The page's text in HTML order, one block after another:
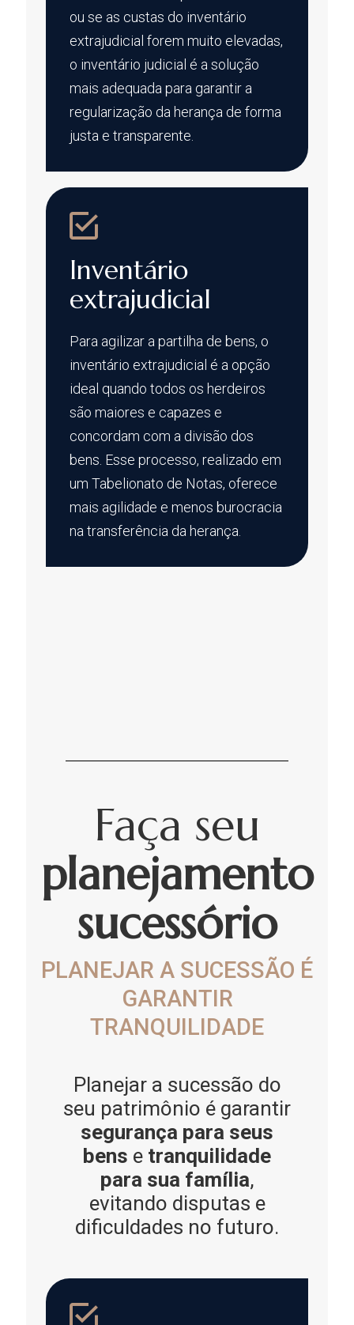
ou se as custas do inventário
extrajudicial forem muito elevadas,
o inventário judicial é a solução
mais adequada para garantir a
regularização da herança de forma
justa e transparente.
Inventário
extrajudicial
Para agilizar a partilha de bens, o
inventário extrajudicial é a opção
ideal quando todos os herdeiros
são maiores e capazes e
concordam com a divisão dos
bens. Esse processo, realizado em
um Tabelionato de Notas, oferece
mais agilidade e menos burocracia
na transferência da herança.
Faça seu
planejamento
sucessório
PLANEJAR A SUCESSÃO É
GARANTIR
TRANQUILIDADE
Planejar a sucessão do
seu patrimônio é garantir
segurança para seus
bens e tranquilidade
para sua família,
evitando disputas e
dificuldades no futuro.